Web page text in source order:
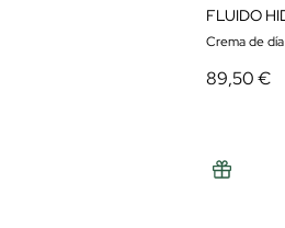
Crema de día
89,50 €